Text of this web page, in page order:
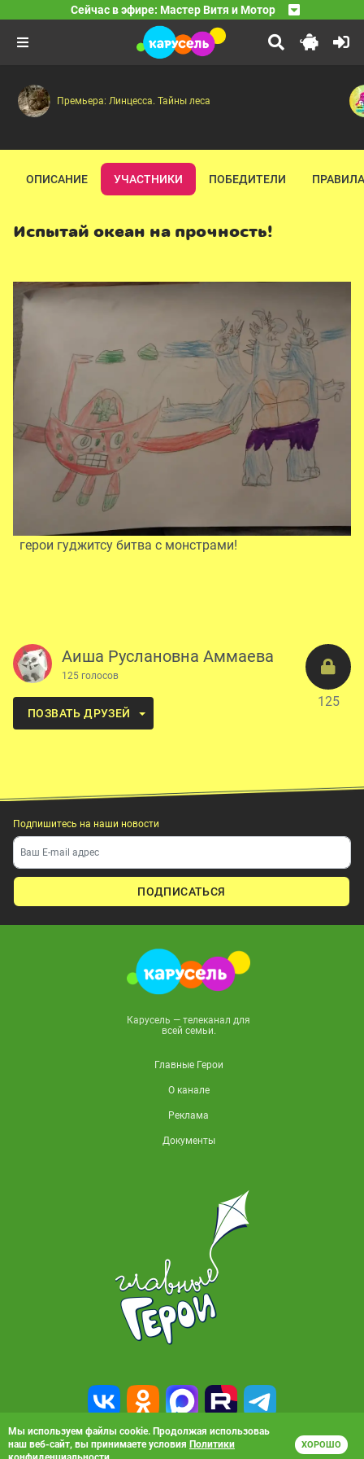
Сейчас в эфире: Мастер Витя и Мотор
Динобот — Песенка для цветов — Мотор и пчёлы —
14:30
Смешарики. Пинкод
Двигатель прогресса — Лучший из миров —
Что, зачем и почему?
В 2025 году телеканалу «Карусель» исполняется 15
Премьера: Линцесса. Тайны леса
ОПИСАНИЕ УЧАСТНИКИ ПОБЕДИТЕЛИ
Испытай океан на прочность!
герои гуджитсу битва с монстрами!
125
Аиша Руслановна Аммаева
125 голосов
ПОЗВАТЬ ДРУЗЕЙ
Подпишитесь на наши новости
ПОДПИСАТЬСЯ
Карусель — телеканал для
всей семьи.
Главные Герои
О канале
Реклама
Документы
© 2010-2026, АО «Карусель». Все права защищены. Полное или частичное
Мы используем файлы cookie. Продолжая использоваь
наш веб-сайт, вы принимаете условия Политики
ХОРОШО